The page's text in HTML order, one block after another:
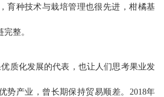
育种技术与栽培管理也很先进，柑橘基
整。
质化发展的代表，也让人们思考果业发
势产业，曾长期保持贸易顺差。2018年